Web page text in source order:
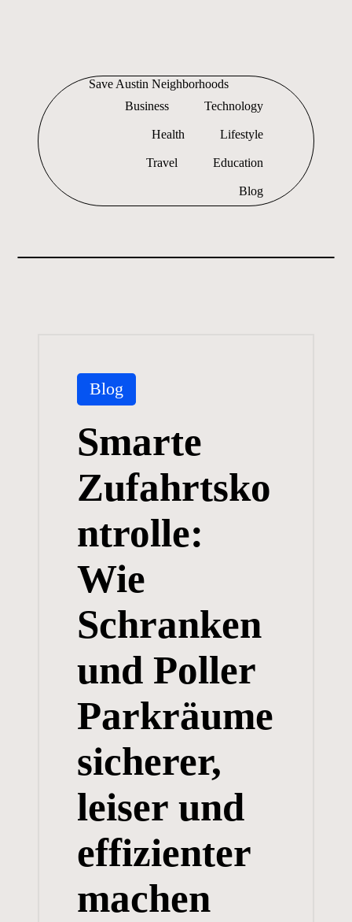
Save Austin Neighborhoods
AdvocatingBusiness Technology
Health Lifestyle
Travel Education
Blog
Posted
in
Blog
Smarte
Zufahrtsko
ntrolle:
Wie
Schranken
und Poller
Parkräume
sicherer,
leiser und
effizienter
machen